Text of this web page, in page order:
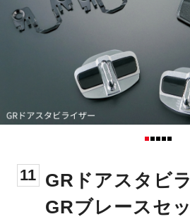
11 GRドアスタビ
GRブレースセ